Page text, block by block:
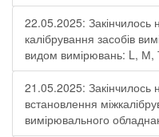
22.05.2025: Закінчилось
калібрування засобів
видом вимірювань: L,
21.05.2025: Закінчилось
встановлення
вимірювального